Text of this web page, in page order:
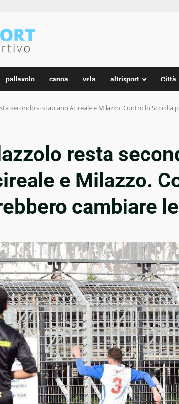
pallavolo canoa vela altrisport Città
secondo si staccano Acireale e Milazzo. Contro lo Scordia
resta
e Milazzo.
cambiare